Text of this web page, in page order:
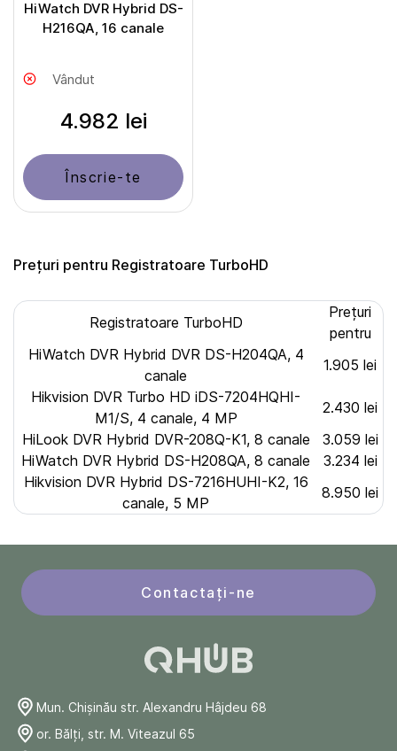
HiWatch DVR Hybrid DS-
H216QA, 16 canale
Vândut
4.982 lei
Înscrie-te
Prețuri pentru Registratoare TurboHD
Registratoare TurboHD
Prețuri
pentru
HiWatch DVR Hybrid DVR DS-H204QA, 4
canale
1.905 lei
Hikvision DVR Turbo HD iDS-7204HQHI-
M1/S, 4 canale, 4 MP
2.430 lei
HiLook DVR Hybrid DVR-208Q-K1, 8 canale
3.059 lei
HiWatch DVR Hybrid DS-H208QA, 8 canale
3.234 lei
Hikvision DVR Hybrid DS-7216HUHI-K2, 16
canale, 5 MP
8.950 lei
Contactați-ne
Mun. Chişinău str. Alexandru Hâjdeu 68
or. Bălți, str. M. Viteazul 65